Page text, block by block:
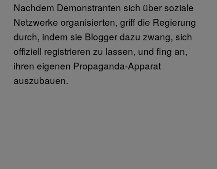
Nachdem Demonstranten sich über soziale
Netzwerke organisierten, griff die Regierung
durch, indem sie Blogger dazu zwang, sich
offiziell registrieren zu lassen, und fing an,
ihren eigenen Propaganda-Apparat
auszubauen.